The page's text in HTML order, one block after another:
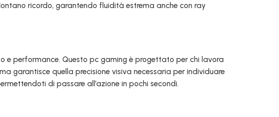
ricordo, garantendo fluidità estrema anche con ray
e performance. Questo pc gaming è progettato per chi lavora
garantisce quella precisione visiva necessaria per individuare
di passare all’azione in pochi secondi.